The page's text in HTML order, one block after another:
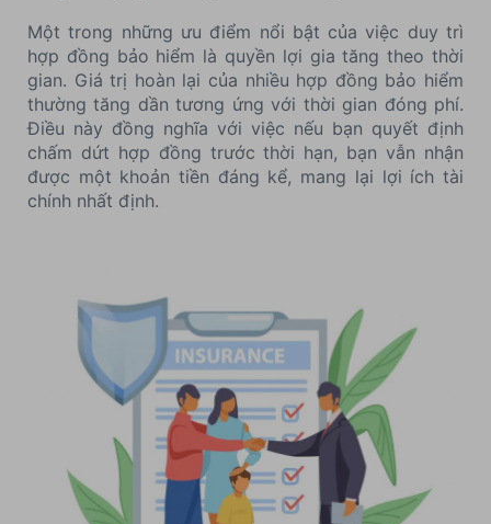
Một trong những ưu điểm nổi bật của việc duy trì
hợp đồng bảo hiểm là quyền lợi gia tăng theo thời
gian. Giá trị hoàn lại của nhiều hợp đồng bảo hiểm
thường tăng dần tương ứng với thời gian đóng phí.
Điều này đồng nghĩa với việc nếu bạn quyết định
chấm dứt hợp đồng trước thời hạn, bạn vẫn nhận
được một khoản tiền đáng kể, mang lại lợi ích tài
chính nhất định.